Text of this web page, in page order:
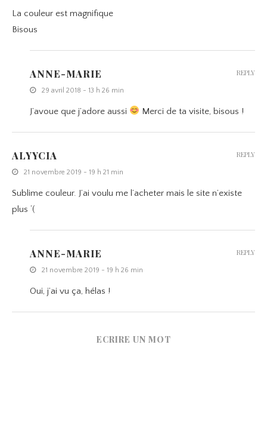
La couleur est magnifique
Bisous
ANNE-MARIE
29 avril 2018 - 13 h 26 min
J’avoue que j’adore aussi Merci de ta visite, bisous !
REPLY
ALYYCIA
21 novembre 2019 - 19 h 21 min
Sublime couleur. J’ai voulu me l’acheter mais le site n’existe
plus ‘(
REPLY
ANNE-MARIE
21 novembre 2019 - 19 h 26 min
Oui, j’ai vu ça, hélas !
REPLY
ECRIRE UN MOT